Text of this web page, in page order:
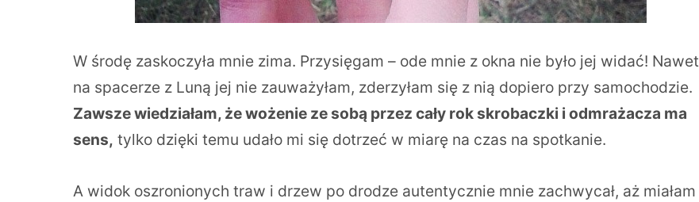
W środę zaskoczyła mnie zima. Przysięgam – ode mnie z okna nie było jej widać! Nawet
na spacerze z Luną jej nie zauważyłam, zderzyłam się z nią dopiero przy samochodzie.
Zawsze wiedziałam, że wożenie ze sobą przez cały rok skrobaczki i odmrażacza ma
sens, tylko dzięki temu udało mi się dotrzeć w miarę na czas na spotkanie.
A widok oszronionych traw i drzew po drodze autentycznie mnie zachwycał, aż miałam